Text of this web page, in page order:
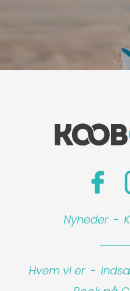
Nyheder -
Hvem vi er -